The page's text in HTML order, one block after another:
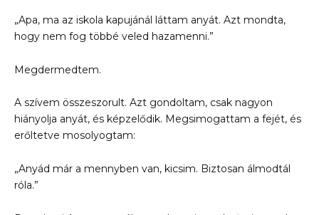
„Apa, ma az iskola kapujánál láttam anyát. Azt mondta,
hogy nem fog többé veled hazamenni.”
Megdermedtem.
A szívem összeszorult. Azt gondoltam, csak nagyon
hiányolja anyát, és képzelődik. Megsimogattam a fejét, és
erőltetve mosolyogtam:
„Anyád már a mennyben van, kicsim. Biztosan álmodtál
róla.”